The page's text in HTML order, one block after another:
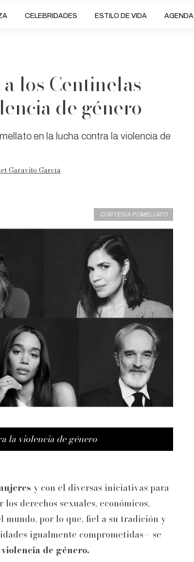
CELEBRIDADES ESTILO DE VIDA AGENDA
los Centinelas
de género
en la lucha contra la violencia de
Garavito García
la violencia de género
CORTESÍA POMELLATO
y con el diversas iniciativas para
derechos sexuales, económicos,
mundo, por lo que, fiel a su tradición y
igualmente comprometidas— se
de género.